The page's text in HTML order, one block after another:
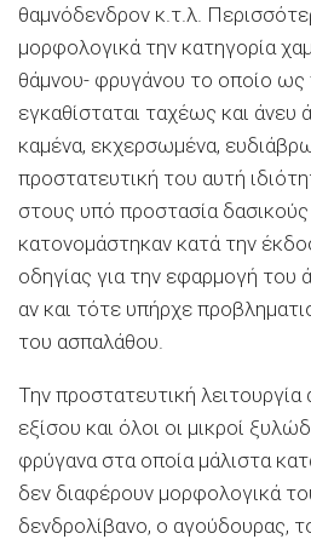
θαμνόδενδρον κ.τ.λ.
μορφολογικά την κατηγορία
θάμνου- φρυγάνου το οποίο ως
εγκαθίσταται ταχέως και άνευ
καμένα, εκχερσωμένα,
προστατευτική του αυτή
στους υπό προστασία
κατονομάστηκαν κατά την
οδηγίας για την εφαρμογή του
αν και τότε υπήρχε
του ασπαλάθου.
Την προστατευτική
εξίσου και όλοι οι μικροί
φρύγανα στα οποία μάλιστα
δεν διαφέρουν μορφολογικά
δενδρολίβανο, ο αγούδουρας,